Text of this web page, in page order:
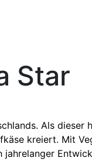
Star
Als dieser
kreiert. Mit